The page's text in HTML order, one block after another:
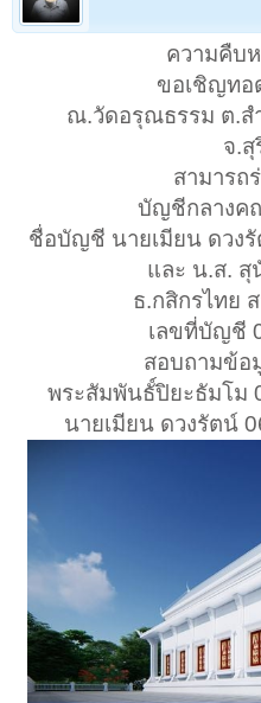
ความคืบ
ขอเชิญทอ
ณ.วัดอรุณธรรม ต.ส
จ.
สามารถ
บัญชีกลางค
ชื่อบัญชี นายเมียน ดวง
และ น.ส.
ธ.กสิกรไทย
เลขที่บัญชี
สอบถามข้อ
พระสัมพันธั์ปิยะธัมโม
นายเมียน ดวงรัตน์